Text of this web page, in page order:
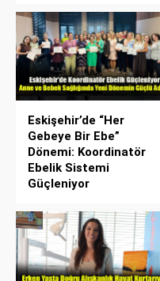
Eskişehir’de “Her
Gebeye Bir Ebe”
Dönemi: Koordinatör
Ebelik Sistemi
Güçleniyor